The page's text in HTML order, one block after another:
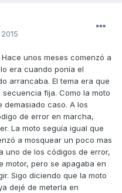
unos meses comenzó a
era cuando ponía el
arrancaba. El tema era que
secuencia fija. Como la moto
demasiado caso. A los
de error en marcha,
La moto seguía igual que
a mosquear un poco mas
uno de los códigos de error,
motor, pero se apagaba en
Sigo diciendo que la moto
dejé de meterla en